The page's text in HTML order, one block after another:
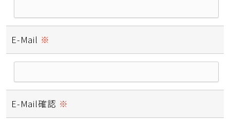
E-Mail
E-Mail確認